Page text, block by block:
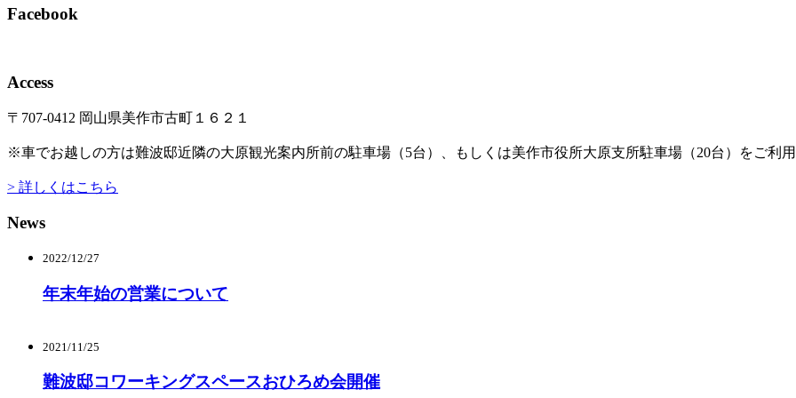
Facebook
Access
〒707-0412 岡山県美作市古町１６２１
※車でお越しの方は難波邸近隣の大原観光案内所前の駐車場（5台）、もしくは美作市役所大原支所駐車場（20台）をご利
> 詳しくはこちら
News
2022/12/27
年末年始の営業について
2021/11/25
難波邸コワーキングスペースおひろめ会開催